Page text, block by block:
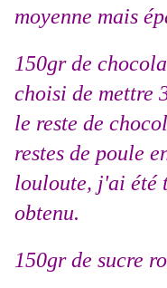
moyenne mais
150gr de
choisi de mettre
le reste de
restes de poule
louloute, j'ai été
obtenu.
150gr de sucre